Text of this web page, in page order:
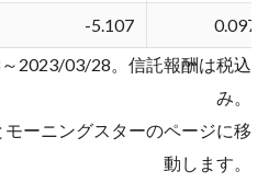
-5.107
0.097
2023/03/28。信託報酬は税込
み。
ーニングスターのページに移
動します。